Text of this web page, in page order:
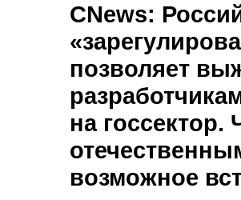
CNews:
позволяет
на госсектор.
возможное